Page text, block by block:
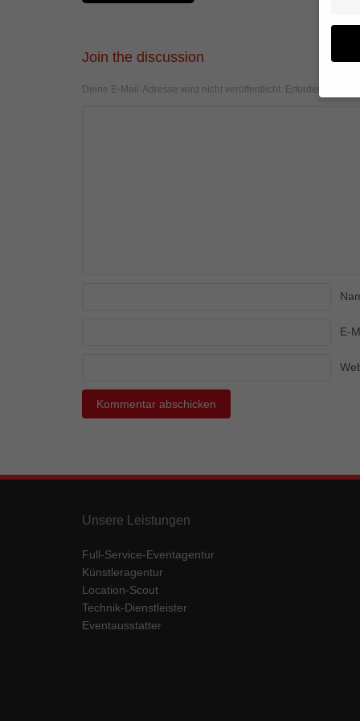
Join the discussion
Deine E-Mail-Adresse wird nicht veröffentlicht. Erforderliche
E-
Unsere Leistungen
Full-Service-Eventagentur
Künstleragentur
Location-Scout
Technik-Dienstleister
Eventausstatter